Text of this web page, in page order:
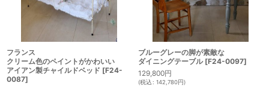
フランス
クリーム色のペイントがかわいい
アイアン製チャイルドベッド [F24-
0087]
ブルーグレーの脚が素敵な
ダイニングテーブル [F24-0097]
129,800円
(税込: 142,780円)